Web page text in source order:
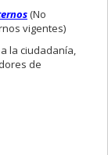
(No
vigentes)
la ciudadanía,
de